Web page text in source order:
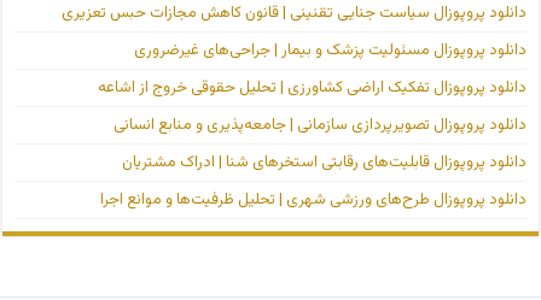
دانلود پروپوزال سیاست جنایی تقنینی | قانون کاهش مجازات حبس تعزیری
دانلود پروپوزال مسئولیت پزشک و بیمار | جراحی‌های غیرضروری
دانلود پروپوزال تفکیک اراضی کشاورزی | تحلیل حقوقی خروج از اشاعه
دانلود پروپوزال تصویرپردازی سازمانی | جامعه‌پذیری و منابع انسانی
دانلود پروپوزال قابلیت‌های رقابتی استخرهای شنا | ادراک مشتریان
دانلود پروپوزال طرح‌های ورزشی شهری | تحلیل ظرفیت‌ها و موانع اجرا